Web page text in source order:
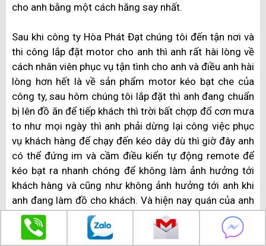
cho anh bằng một cách hăng say nhất.
Sau khi công ty Hòa Phát Đạt chúng tôi đến tận nơi và
thi công lắp đặt motor cho anh thì anh rất hài lòng về
cách nhân viên phục vụ tận tình cho anh và điều anh hài
lòng hơn hết là về sản phẩm motor kéo bạt che của
công ty, sau hôm chúng tôi lắp đặt thì anh đang chuẩn
bị lên đồ ăn để tiếp khách thì trời bất chợp đổ cơn mưa
to như mọi ngày thì anh phải dừng lại công việc phục
vụ khách hàng để chạy đến kéo dây dù thì giờ đây anh
có thể đứng im và cầm điều kiển tự động remote để
kéo bạt ra nhanh chóng để không làm ảnh hưởng tới
khách hàng và cũng như không ảnh hưởng tới anh khi
anh đang làm đồ cho khách. Và hiện nay quán của anh
hoạt động rất tốt và vượt xa sự mong đợi của anh
Thành khi anh mới bắt đầu mở quán.